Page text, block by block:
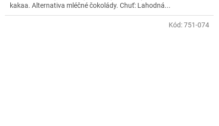
kakaa. Alternativa mléčné čokolády. Chuť: Lahodná...
Kód:751-074